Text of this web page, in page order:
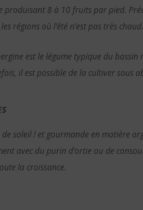
produisant 8 à 10 fruits par pied.
régions où l’été n’est pas très chaud.
est le légume typique du bassin
il est possible de la cultiver sous
de soleil ! et gourmande en matière
avec du purin d’ortie ou de
la croissance.